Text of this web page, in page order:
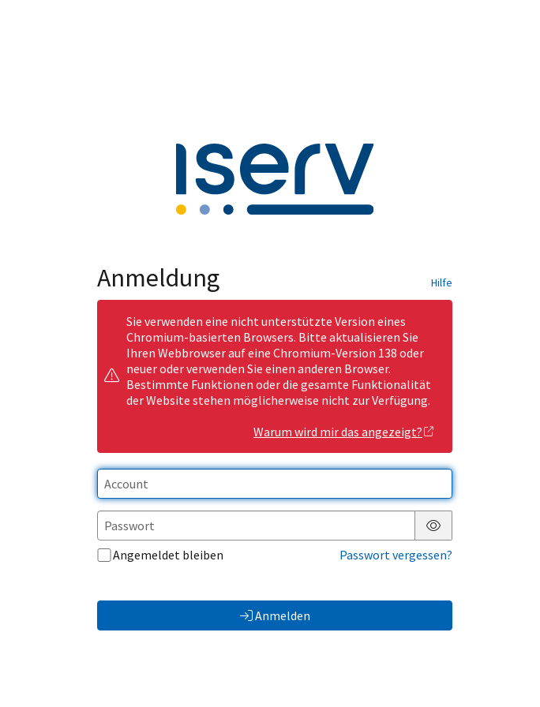
Anmeldung Hilfe
Sie verwenden eine nicht unterstützte Version eines
Chromium-basierten Browsers. Bitte aktualisieren Sie
Ihren Webbrowser auf eine Chromium-Version 138 oder
neuer oder verwenden Sie einen anderen Browser.
Bestimmte Funktionen oder die gesamte Funktionalität
der Website stehen möglicherweise nicht zur Verfügung.
Warum wird mir das angezeigt?
Passwort anzeigen
Angemeldet bleiben
Passwort vergessen?
Anmelden